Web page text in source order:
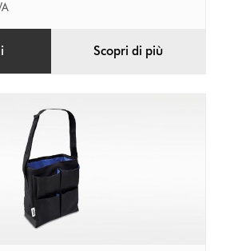
Scopri di più